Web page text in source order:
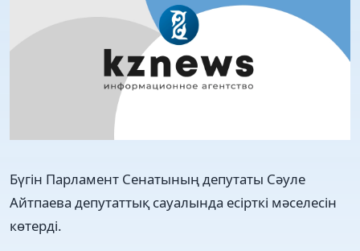
Бүгін Парламент Сенатының депутаты Сәуле
Айтпаева депутаттық сауалында есірткі мәселесін
көтерді.